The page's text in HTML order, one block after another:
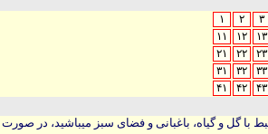
۱ ۲ ۳
۱۱
۱۲ ۱۳
۲۱
۲۲ ۲۳
۳۱
۳۲ ۳۳
۴۱
۴۲ ۴۳
با گل و گیاه، باغبانی و فضای سبز میباشید، در صورت